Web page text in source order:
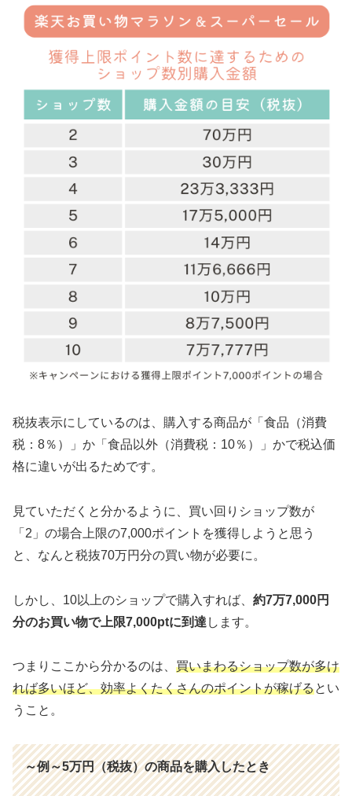
税抜表示にしているのは、購入する商品が「食品（消費
税：8％）」か「食品以外（消費税：10％）」かで税込価
格に違いが出るためです。
見ていただくと分かるように、買い回りショップ数が
「2」の場合上限の7,000ポイントを獲得しようと思う
と、なんと税抜70万円分の買い物が必要に。
しかし、10以上のショップで購入すれば、 約7万7,000円
分のお買い物で上限7,000ptに到達 します。
つまりここから分かるのは、 買いまわるショップ数が多け
れば多いほど、効率よくたくさんのポイントが稼げるとい
うこと。
～例～5万円（税抜）の商品を購入したとき